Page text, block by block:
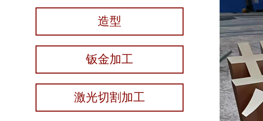
造型
钣金加工
激光切割加工